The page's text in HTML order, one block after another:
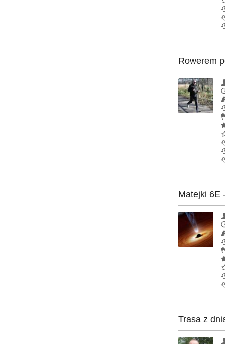
Rowerem
Matejki 6E
Trasa z